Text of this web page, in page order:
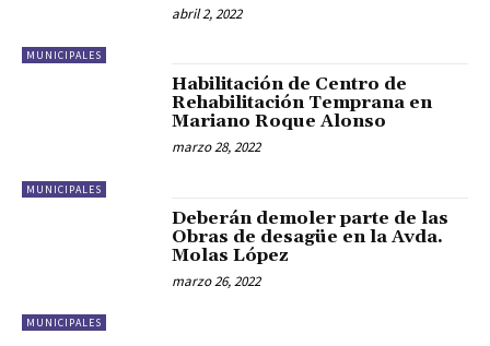
MUNICIPALES
abril 2, 2022
MUNICIPALES
Habilitación de Centro de
Rehabilitación Temprana en
Mariano Roque Alonso
marzo 28, 2022
MUNICIPALES
Deberán demoler parte de las
Obras de desagüe en la Avda.
Molas López
marzo 26, 2022